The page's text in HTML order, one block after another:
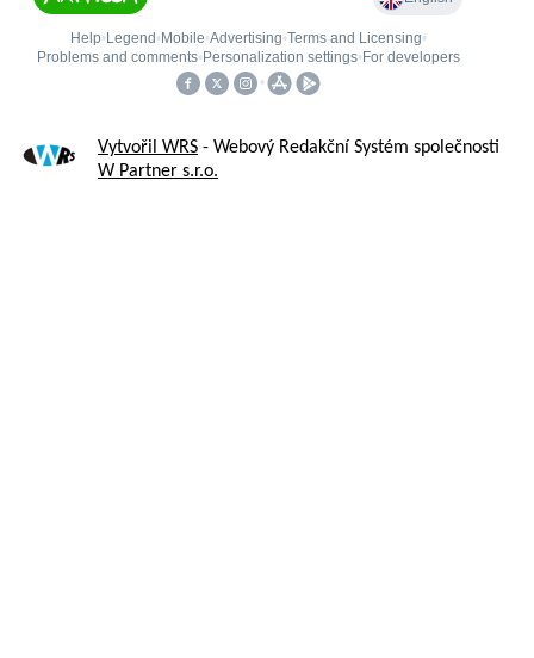
Vytvořil WRS - Webový Redakční Systém společnosti
W Partner s.r.o.